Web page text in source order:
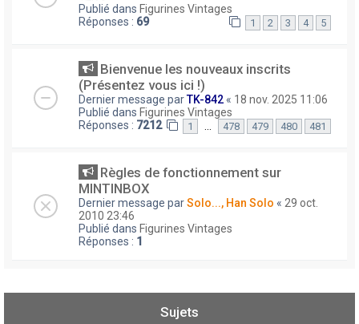
Publié dans Figurines Vintages
Réponses : 69 1 2 3 4 5
Bienvenue les nouveaux inscrits
(Présentez vous ici !)
Dernier message parTK-842 « 18 nov. 2025 11:06
Publié dans Figurines Vintages
Réponses : 7212 1 … 478 479 480 481
Règles de fonctionnement sur
MINTINBOX
Dernier message parSolo..., Han Solo « 29 oct.
2010 23:46
Publié dans Figurines Vintages
Réponses : 1
Sujets